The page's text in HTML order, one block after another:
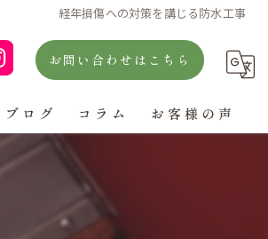
経年損傷への対策を講じる防水工事
お問い合わせはこちら
ブログ コラム お客様の声